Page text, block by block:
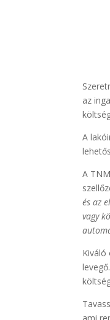
az
A
A
és az
vagy
Kiváló